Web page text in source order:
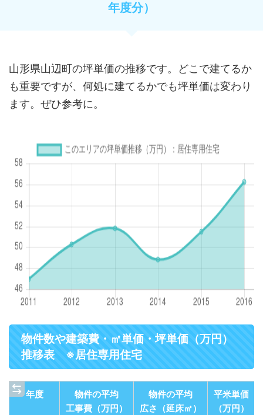
年度分）
山形県山辺町の坪単価の推移です。どこで建てるか
も重要ですが、何処に建てるかでも坪単価は変わり
ます。ぜひ参考に。
物件数や建築費・㎡単価・坪単価（万円）
推移表 ※居住専用住宅
年度
物件の平均
工事費（万円）
物件の平均
広さ（延床㎡）
平米単価
（万円）